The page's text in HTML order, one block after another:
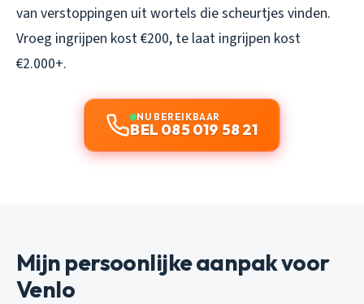
van verstoppingen uit wortels die scheurtjes vinden.
Vroeg ingrijpen kost €200, te laat ingrijpen kost
€2.000+.
NU BEREIKBAAR
BEL 085 019 58 21
Mijn persoonlijke aanpak voor
Venlo